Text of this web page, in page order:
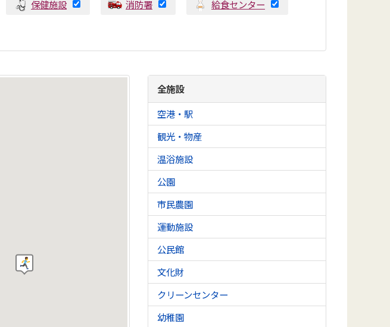
保健施設 消防署 給食センター
全施設
空港・駅
観光・物産
温浴施設
公園
市民農園
運動施設
公民館
文化財
クリーンセンター
幼稚園